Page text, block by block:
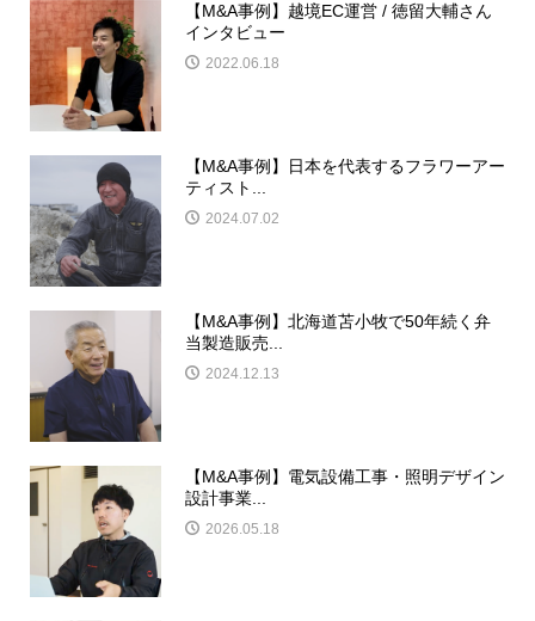
【M&A事例】越境EC運営 / 徳留大輔さん
インタビュー
2022.06.18
【M&A事例】日本を代表するフラワーアー
ティスト...
2024.07.02
【M&A事例】北海道苫小牧で50年続く弁
当製造販売...
2024.12.13
【M&A事例】電気設備工事・照明デザイン
設計事業...
2026.05.18